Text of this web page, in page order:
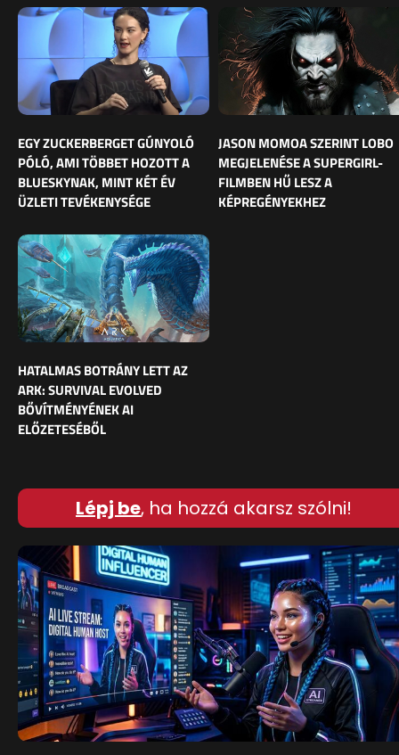
EGY ZUCKERBERGET GÚNYOLÓ
PÓLÓ, AMI TÖBBET HOZOTT A
BLUESKYNAK, MINT KÉT ÉV
ÜZLETI TEVÉKENYSÉGE
JASON MOMOA SZERINT LOBO
MEGJELENÉSE A SUPERGIRL-
FILMBEN HŰ LESZ A
KÉPREGÉNYEKHEZ
HATALMAS BOTRÁNY LETT AZ
ARK: SURVIVAL EVOLVED
BŐVÍTMÉNYÉNEK AI
ELŐZETESÉBŐL
Lépj be, ha hozzá akarsz szólni!